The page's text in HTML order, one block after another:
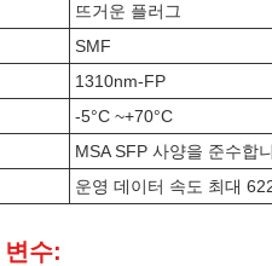
뜨거운 플러그
SMF
1310nm-FP
-5°C ~+70°C
MSA SFP 사양을 준수합
운영 데이터 속도 최대
수: